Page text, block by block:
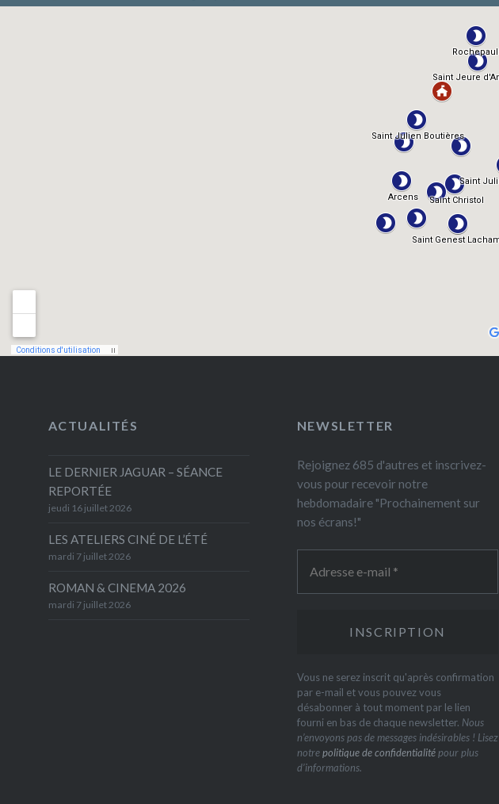
ACTUALITÉS
LE DERNIER JAGUAR – SÉANCE
REPORTÉE
jeudi 16 juillet 2026
LES ATELIERS CINÉ DE L’ÉTÉ
mardi 7 juillet 2026
ROMAN & CINEMA 2026
mardi 7 juillet 2026
NEWSLETTER
Rejoignez 685 d'autres et inscrivez-
vous pour recevoir notre
hebdomadaire "Prochainement sur
nos écrans!"
Vous ne serez inscrit qu'après confirmation
par e-mail et vous pouvez vous
désabonner à tout moment par le lien
fourni en bas de chaque newsletter. Nous
n’envoyons pas de messages indésirables ! Lisez
notrepolitique de confidentialitépour plus
d’informations.